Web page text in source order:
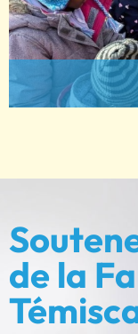
de la